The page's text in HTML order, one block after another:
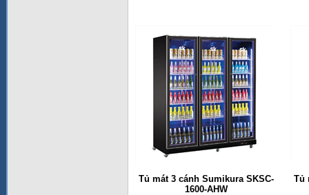
Tủ mát 3 cánh Sumikura SKSC-
1600-AHW
Tủ